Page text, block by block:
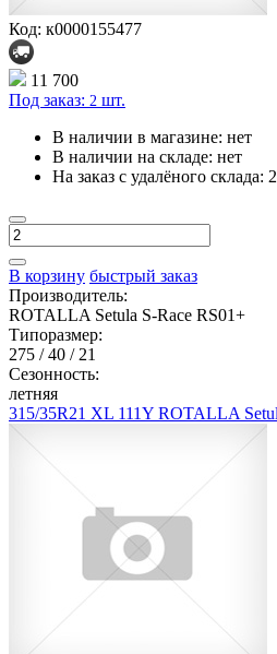
Код: к0000155477
11 700
Под заказ: 2 шт.
В наличии в магазине: нет
В наличии на складе: нет
На заказ с удалёного склада:
В корзину быстрый заказ
Производитель:
ROTALLA Setula S-Race RS01+
Типоразмер:
275 / 40 / 21
Сезонность:
летняя
315/35R21 XL 111Y ROTALLA